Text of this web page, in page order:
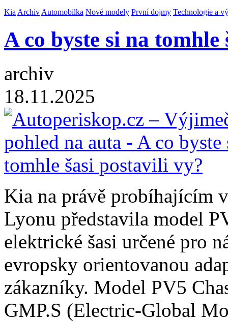
KiaArchivAutomobilka Nové modely První dojmy Technologie a
A co byste si na
archiv
18.11.2025
Kia na právě probíhajícím
Lyonu představila model
elektrické šasi určené pro
evropsky orientovanou
zákazníky. Model PV5
GMP.S (Electric-Global